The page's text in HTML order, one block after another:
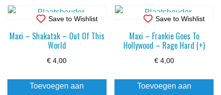
Save to Wishlist
Maxi – Shakatak – Out Of This
World
€ 4,00
Toevoegen aan
Save to Wishlist
Maxi – Frankie Goes To
Hollywood – Rage Hard (+)
€4,00
Toevoegen aan